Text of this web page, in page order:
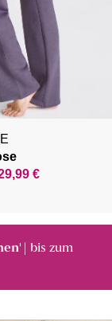
€
¹
| bis zum